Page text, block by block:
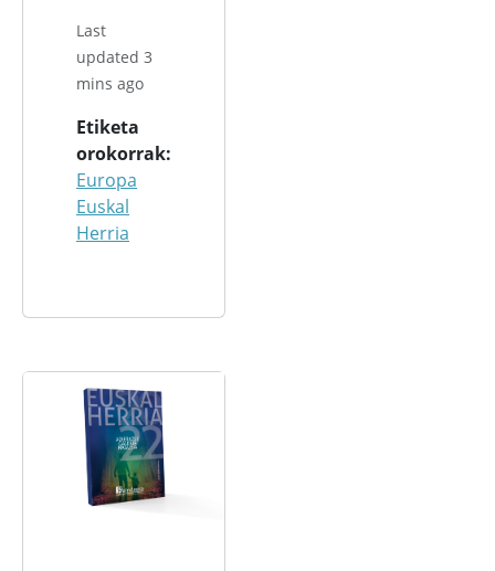
Last
updated 3
mins ago
Etiketa
orokorrak
Europa
Euskal
Herria